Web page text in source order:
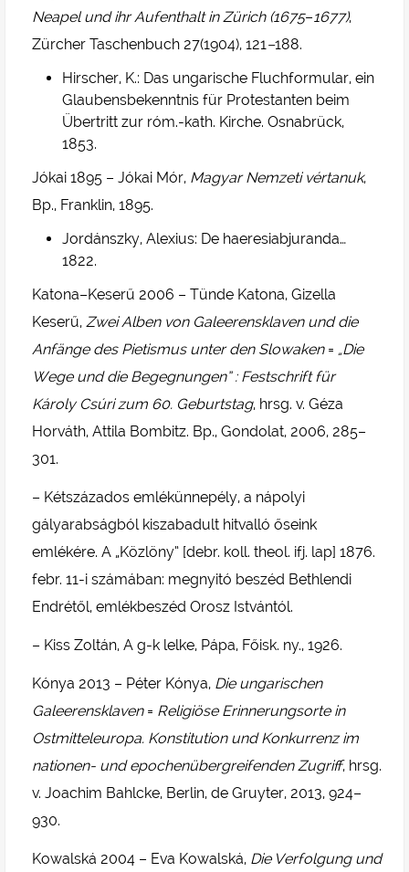
Neapel und ihr Aufenthalt in Zürich (1675–1677),
Zürcher Taschenbuch 27(1904), 121–188.
Hirscher, K.: Das ungarische Fluchformular, ein
Glaubensbekenntnis für Protestanten beim
Übertritt zur róm.-kath. Kirche. Osnabrück,
1853.
Jókai 1895 – Jókai Mór, Magyar Nemzeti vértanuk,
Bp., Franklin, 1895.
Jordánszky, Alexius: De haeresiabjuranda…
1822.
Katona–Keserű 2006 – Tünde Katona, Gizella
Keserű, Zwei Alben von Galeerensklaven und die
Anfänge des Pietismus unter den Slowaken= „Die
Wege und die Begegnungen” : Festschrift für
Károly Csúri zum 60. Geburtstag, hrsg. v. Géza
Horváth, Attila Bombitz. Bp., Gondolat, 2006, 285–
301.
– Kétszázados emlékünnepély, a nápolyi
gályarabságból kiszabadult hitvalló őseink
emlékére. A „Közlöny” [debr. koll. theol. ifj. lap] 1876.
febr. 11-i számában: megnyitó beszéd Bethlendi
Endrétől, emlékbeszéd Orosz Istvántól.
– Kiss Zoltán, A g-k lelke, Pápa, Főisk. ny., 1926.
Kónya 2013 – Péter Kónya, Die ungarischen
Galeerensklaven= Religiöse Erinnerungsorte in
Ostmitteleuropa. Konstitution und Konkurrenz im
nationen- und epochenübergreifenden Zugriff, hrsg.
v. Joachim Bahlcke, Berlin, de Gruyter, 2013, 924–
930.
Kowalská 2004 – Eva Kowalská, Die Verfolgung und